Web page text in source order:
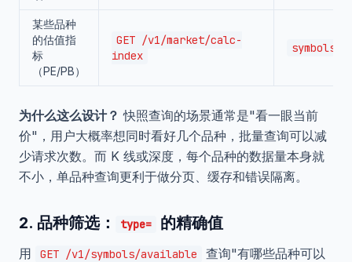
某些品种
的估值指
标
（PE/PB）
GET /v1/market/calc-
index
symbols=
为什么这么设计？ 快照查询的场景通常是"看一眼当前
价"，用户大概率想同时看好几个品种，批量查询可以减
少请求次数。而 K 线或深度，每个品种的数据量本身就
不小，单品种查询更利于做分页、缓存和错误隔离。
2. 品种筛选： type= 的精确值
用 GET /v1/symbols/available
查询"有哪些品种可以